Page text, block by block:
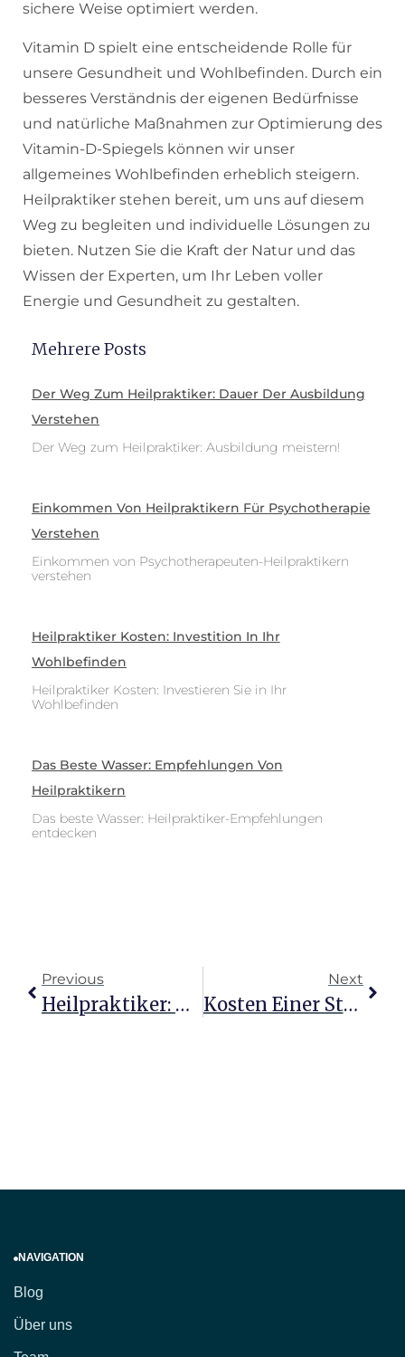
sichere Weise optimiert werden.
Vitamin D spielt eine entscheidende Rolle für
unsere Gesundheit und Wohlbefinden. Durch ein
besseres Verständnis der eigenen Bedürfnisse
und natürliche Maßnahmen zur Optimierung des
Vitamin-D-Spiegels können wir unser
allgemeines Wohlbefinden erheblich steigern.
Heilpraktiker stehen bereit, um uns auf diesem
Weg zu begleiten und individuelle Lösungen zu
bieten. Nutzen Sie die Kraft der Natur und das
Wissen der Experten, um Ihr Leben voller
Energie und Gesundheit zu gestalten.
Mehrere Posts
Der Weg Zum Heilpraktiker: Dauer Der Ausbildung
Verstehen
Der Weg zum Heilpraktiker: Ausbildung meistern!
Einkommen Von Heilpraktikern Für Psychotherapie
Verstehen
Einkommen von Psychotherapeuten-Heilpraktikern
verstehen
Heilpraktiker Kosten: Investition In Ihr
Wohlbefinden
Heilpraktiker Kosten: Investieren Sie in Ihr
Wohlbefinden
Das Beste Wasser: Empfehlungen Von
Heilpraktikern
Das beste Wasser: Heilpraktiker-Empfehlungen
entdecken
Previous
Heilpraktiker: Natürliche Wege Zur Heilung Entdecken
Next
Kosten Einer Stunde Beim Heilpraktiker Für Psychotherapie
NAVIGATION
Blog
Über uns